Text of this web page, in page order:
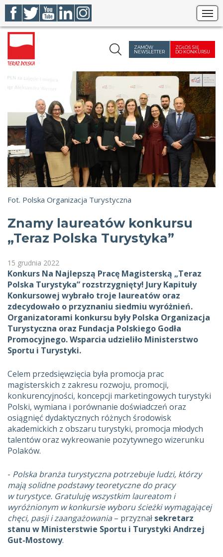
Szukaj ZAMÓW
NEWSLETTER
ZGŁOŚ SIĘ
DO KONKURSU
Fot. Polska Organizacja Turystyczna
Znamy laureatów konkursu
„Teraz Polska Turystyka”
15 grudnia 2022
Konkurs Na Najlepszą Pracę Magisterską „Teraz
Polska Turystyka” rozstrzygnięty! Jury Kapituły
Konkursowej wybrało troje laureatów oraz
zdecydowało o przyznaniu siedmiu wyróżnień.
Organizatorami konkursu były Polska Organizacja
Turystyczna oraz Fundacja Polskiego Godła
Promocyjnego. Wsparcia udzieliło Ministerstwo
Sportu i Turystyki.
Celem przedsięwzięcia była promocja prac
magisterskich z zakresu rozwoju, promocji,
konkurencyjności, koncepcji marketingowych turystyki
Polski, wymiana i porównanie doświadczeń oraz
osiągnięć dydaktycznych różnych środowisk
akademickich z obszaru turystyki, promocja młodych
talentów oraz wykreowanie pozytywnego wizerunku
Polaków.
- Polska branża turystyczna potrzebuje ludzi, którzy
mają solidne podstawy teoretyczne do pracy
w turystyce. Gratuluję wszystkim laureatom i
wyróżnionym w konkursie wyboru ścieżki wymagającej
chęci, pasji i zaangażowania – przyznał sekretarz
stanu w Ministerstwie Sportu i Turystyki Andrzej
Gut-Mostowy.